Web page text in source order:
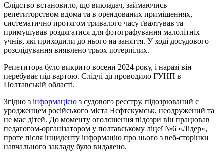
Слідство встановило, що викладач, займаючись
репетиторством вдома та в орендованих приміщеннях,
систематично протягом тривалого часу ґвалтував та
примушував роздягатися для фотографування малолітніх
учнів, які приходили до нього на заняття. У ході досудового
розслідування виявлено трьох потерпілих.
Репетитора було викрито восени 2024 року, і наразі він
перебуває під вартою. Слідчі дії проводило ГУНП в
Полтавській області.
Згідно з інформацією з судового реєстру, підозрюваний є
уродженцем російського міста Нєфтєкумськ, неодружений та
не має дітей. До моменту оголошення підозри він працював
педагогом-організатором у полтавському ліцеї №6 «Лідер»,
проте після інциденту інформацію про нього з веб-сторінки
навчального закладу було видалено.